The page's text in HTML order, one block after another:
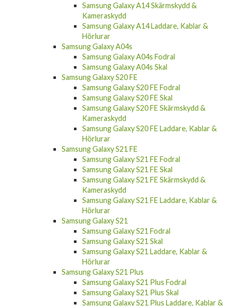
Kameraskydd
Samsung Galaxy A14 Laddare, Kablar &
Hörlurar
Samsung Galaxy A04s
Samsung Galaxy A04s Fodral
Samsung Galaxy A04s Skal
Samsung Galaxy S20 FE
Samsung Galaxy S20 FE Fodral
Samsung Galaxy S20 FE Skal
Samsung Galaxy S20 FE Skärmskydd &
Kameraskydd
Samsung Galaxy S20 FE Laddare, Kablar &
Hörlurar
Samsung Galaxy S21 FE
Samsung Galaxy S21 FE Fodral
Samsung Galaxy S21 FE Skal
Samsung Galaxy S21 FE Skärmskydd &
Kameraskydd
Samsung Galaxy S21 FE Laddare, Kablar &
Hörlurar
Samsung Galaxy S21
Samsung Galaxy S21 Fodral
Samsung Galaxy S21 Skal
Samsung Galaxy S21 Laddare, Kablar &
Hörlurar
Samsung Galaxy S21 Plus
Samsung Galaxy S21 Plus Fodral
Samsung Galaxy S21 Plus Skal
Samsung Galaxy S21 Plus Laddare, Kablar &
Hörlurar